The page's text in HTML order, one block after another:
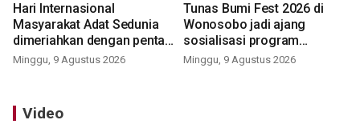
Hari Internasional
Masyarakat Adat Sedunia
dimeriahkan dengan pentas
seni budaya Bali
Minggu, 9 Agustus 2026
Tunas Bumi Fest 2026 di
Wonosobo jadi ajang
sosialisasi program
pemerintah lewat balon
Minggu, 9 Agustus 2026
Video